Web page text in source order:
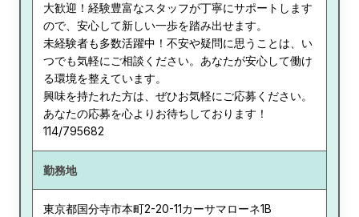
大歓迎！経験豊富なスタッフが丁寧にサポートします
ので、安心して新しい一歩を踏み出せます。
未経験者も多数活躍中！不安や疑問に思うことは、い
つでも気軽にご相談ください。あなたが安心して働け
る環境を整えています。
興味を持たれた方は、ぜひお気軽にご応募ください。
あなたの応募を心よりお待ちしております！
114/795682
勤務地
東京都国分寺市本町2-20-11カーサマローネ1B